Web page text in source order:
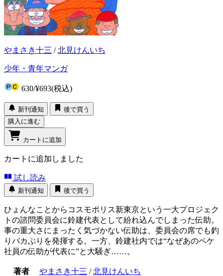
やまさき十三 /北見けんいち
少年・青年マンガ
630/¥693(税込)
新刊通知
後で買う
購入に進む
カートに追加
カートに追加しました
試し読み
新刊通知 後で買う
ひょんなことからコスモポリス新東京という一大プロジェク
トの諮問委員会に鈴建代表として紛れ込んでしまった伝助。
事の重大さにまったく気づかない伝助は、委員会の席でも釣
りバカぶりを発揮する。一方、鈴建社内では“なぜあのペケ
社員の伝助が代表に”と大騒ぎ……。
著者 やまさき十三 /北見けんいち